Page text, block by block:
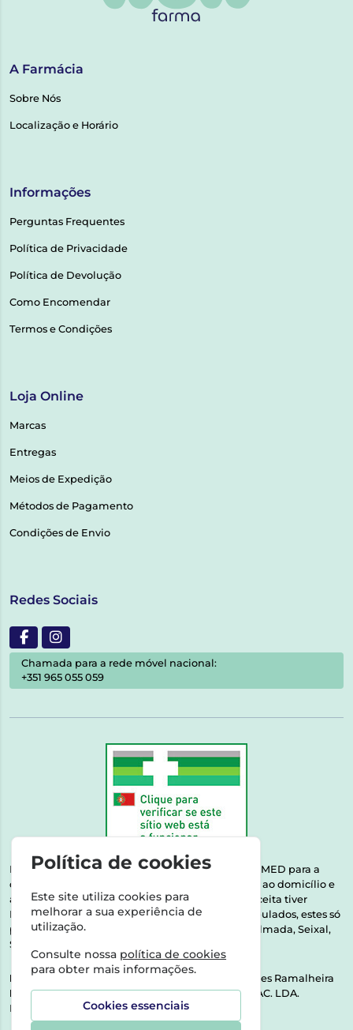
A Farmácia
Sobre Nós
Localização e Horário
Informações
Perguntas Frequentes
Política de Privacidade
Política de Devolução
Como Encomendar
Termos e Condições
Loja Online
Marcas
Entregas
Meios de Expedição
Métodos de Pagamento
Condições de Envio
Redes Sociais
Chamada para a rede móvel nacional:
+351 965 055 059
Esta farmácia encontra-se autorizada pelo INFARMED para a
dispensa de medicamentos e produtos de saúde ao domicílio e
através da internet. Medicamentos | Se na sua receita tiver
MSRM, MNSRM, MSRMV ou Medicamentos Manipulados, estes só
podem ser entregues nos seguintes concelhos: Almada, Seixal,
Sesimbra, Oeiras e Lisboa.
Direção Técnica:
Dra. Raquel Alexandra Fernandes Ramalheira
NIPC:513064133 | ASPAS E NÚMEROS SOC. FARMAC. LDA.
Rua dos Castanheiros 5 AB Feijó2810-036 Almada
Política de cookies
Este site utiliza cookies para
melhorar a sua experiência de
utilização.
Consulte nossa política de cookies
para obter mais informações.
Cookies essenciais